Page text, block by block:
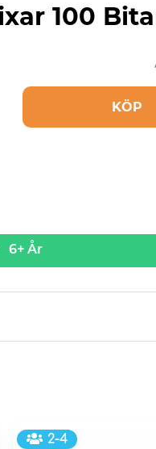
100
KÖP
6+ År
2-4